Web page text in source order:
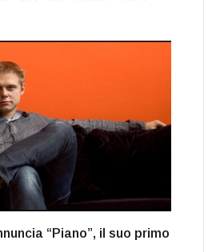
“Piano”, il suo primo